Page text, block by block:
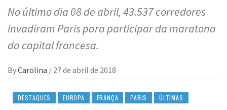
No último dia 08 de abril, 43.537 corredores
invadiram Paris para participar da maratona
da capital francesa.
ByCarolina / 27 de abril de 2018
DESTAQUES EUROPA FRANÇA PARIS ÚLTIMAS